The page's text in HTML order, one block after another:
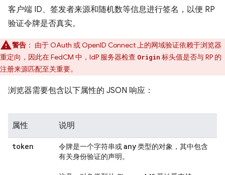
客户端 ID、签发者来源和随机数等信息进行签名，以便 RP
验证令牌是否真实。
警告 ： 由于 OAuth 或 OpenID Connect 上的网域验证依赖于浏览器
重定向，因此在 FedCM 中，IdP 服务器检查 Origin 标头值是否与 RP 的
注册来源匹配至关重要。
浏览器需要包含以下属性的 JSON 响应：
属性 说明
token 令牌是一个字符串或any类型的对象，其中包含
有关身份验证的声明。